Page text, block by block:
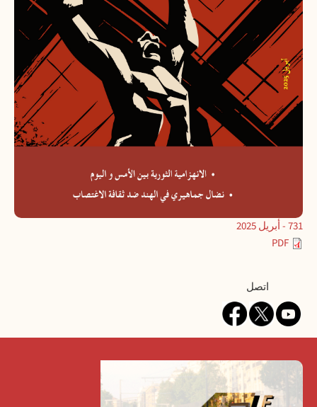
731 - أبريل 2025
PDF
Contactاتصل